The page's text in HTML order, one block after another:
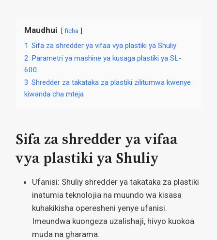
Maudhui ficha
1 Sifa za shredder ya vifaa vya plastiki ya Shuliy
2 Parametri ya mashine ya kusaga plastiki ya SL-
600
3 Shredder za takataka za plastiki zilitumwa kwenye
kiwanda cha mteja
Sifa za shredder ya vifaa
vya plastiki ya Shuliy
Ufanisi: Shuliy shredder ya takataka za plastiki
inatumia teknolojia na muundo wa kisasa
kuhakikisha operesheni yenye ufanisi.
Imeundwa kuongeza uzalishaji, hivyo kuokoa
muda na gharama.